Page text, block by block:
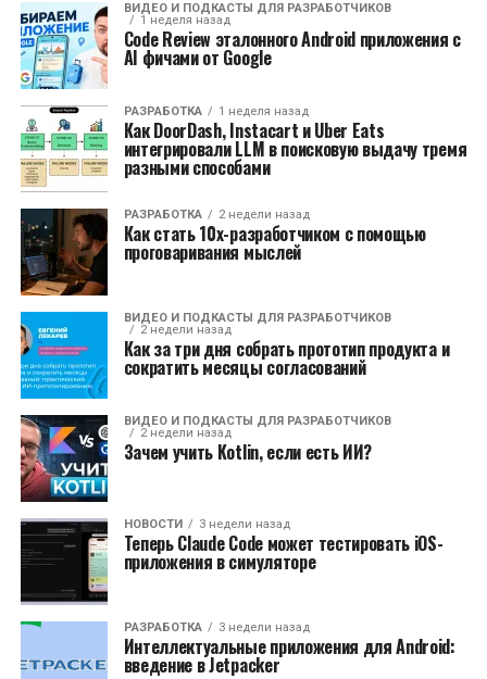
ВИДЕО И ПОДКАСТЫ ДЛЯ РАЗРАБОТЧИКОВ
1 неделя назад
Code Review эталонного Android приложения с
AI фичами от Google
РАЗРАБОТКА 1 неделя назад
Как DoorDash, Instacart и Uber Eats
интегрировали LLM в поисковую выдачу тремя
разными способами
РАЗРАБОТКА 2 недели назад
Как стать 10x-разработчиком с помощью
проговаривания мыслей
ВИДЕО И ПОДКАСТЫ ДЛЯ РАЗРАБОТЧИКОВ
2 недели назад
Как за три дня собрать прототип продукта и
сократить месяцы согласований
ВИДЕО И ПОДКАСТЫ ДЛЯ РАЗРАБОТЧИКОВ
2 недели назад
Зачем учить Kotlin, если есть ИИ?
НОВОСТИ 3 недели назад
Теперь Claude Code может тестировать iOS-
приложения в симуляторе
РАЗРАБОТКА 3 недели назад
Интеллектуальные приложения для Android:
введение в Jetpacker